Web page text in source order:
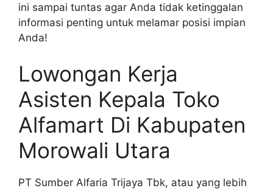
ini sampai tuntas agar Anda tidak ketinggalan
informasi penting untuk melamar posisi impian
Anda!
Lowongan Kerja
Asisten Kepala Toko
Alfamart Di Kabupaten
Morowali Utara
PT Sumber Alfaria Trijaya Tbk, atau yang lebih